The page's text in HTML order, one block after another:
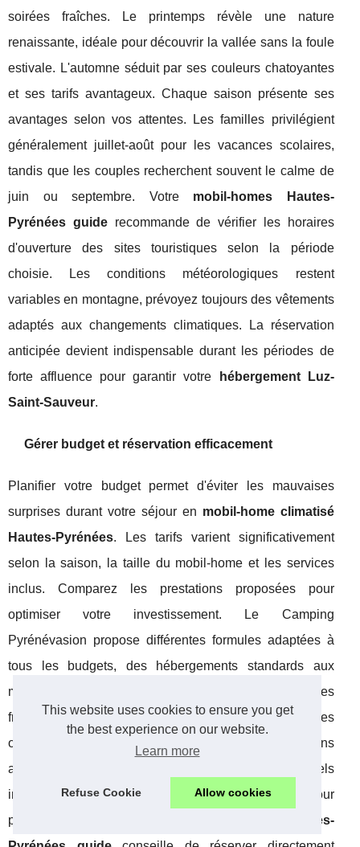
This website uses cookies to ensure you get
the best experience on our website.
Learn more
Refuse Cookie Allow cookies
soirées fraîches. Le printemps révèle une nature
renaissante, idéale pour découvrir la vallée sans la foule
estivale. L'automne séduit par ses couleurs chatoyantes
et ses tarifs avantageux. Chaque saison présente ses
avantages selon vos attentes. Les familles privilégient
généralement juillet-août pour les vacances scolaires,
tandis que les couples recherchent souvent le calme de
juin ou septembre. Votre mobil-homes Hautes-
Pyrénées guiderecommande de vérifier les horaires
d'ouverture des sites touristiques selon la période
choisie. Les conditions météorologiques restent
variables en montagne, prévoyez toujours des vêtements
adaptés aux changements climatiques. La réservation
anticipée devient indispensable durant les périodes de
forte affluence pour garantir votre
hébergement Luz-
Saint-Sauveur.
Gérer budget et réservation efficacement
Planifier votre budget permet d'éviter les mauvaises
surprises durant votre séjour en mobil-home climatisé
Hautes-Pyrénées. Les tarifs varient significativement
selon la saison, la taille du mobil-home et les services
inclus. Comparez les prestations proposées pour
optimiser votre investissement. Le Camping
Pyrénévasion propose différentes formules adaptées à
tous les budgets, des hébergements standards aux
modèles grand confort avec spa privatif. Anticipez les
frais annexes comme la taxe de séjour, les services
optionnels ou les activités payantes. Les réservations
anticipées bénéficient souvent de tarifs préférentiels
intéressants. Vérifiez les conditions d'annulation pour
préserver votre flexibilité. Notre
mobil-homes Hautes-